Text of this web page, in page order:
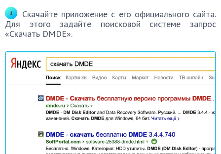
Скачайте приложение с его официального сайта.
Для этого задайте поисковой системе запрос
«Скачать DMDE».